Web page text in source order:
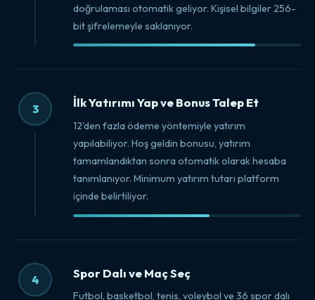
doğrulaması otomatik geliyor. Kişisel bilgiler 256-
bit şifrelemeyle saklanıyor.
3 İlk Yatırımı Yap ve Bonus Talep Et
12'den fazla ödeme yöntemiyle yatırım
yapılabiliyor. Hoş geldin bonusu, yatırım
tamamlandıktan sonra otomatik olarak hesaba
tanımlanıyor. Minimum yatırım tutarı platform
içinde belirtiliyor.
4 Spor Dalı ve Maç Seç
Futbol, basketbol, tenis, voleybol ve 36 spor dalı